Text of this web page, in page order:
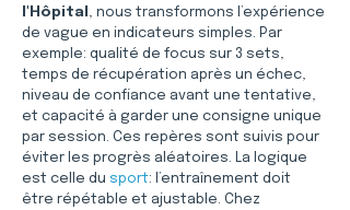
l'Hôpital , nous transformons l’expérience
de vague en indicateurs simples. Par
exemple: qualité de focus sur 3 sets,
temps de récupération après un échec,
niveau de confiance avant une tentative,
et capacité à garder une consigne unique
par session. Ces repères sont suivis pour
éviter les progrès aléatoires. La logique
est celle du sport: l’entraînement doit
être répétable et ajustable. Chez